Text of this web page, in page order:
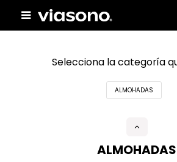

Selecciona la categoría
ALMOHADAS
ALMOHADAS